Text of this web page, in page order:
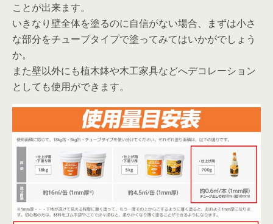
ことが出来ます。
いきなり壁全体を塗るのに自信がない場合、まずは小さ
な部分をチューブタイプで塗ってみてはいかがでしょう
か。
また壁以外にも植木鉢や木工家具などへデコレーション
としても使用ができます。